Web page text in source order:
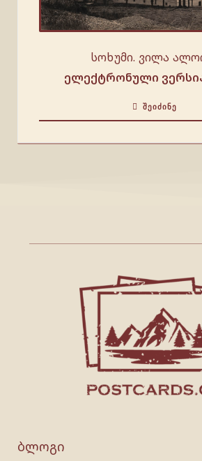
სოხუმი. ვილა
ელექტრონული
ᲨᲔᲘᲫᲘᲜᲔ
ბლოგი